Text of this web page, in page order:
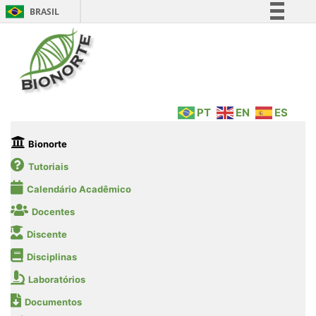
BRASIL
Legislação
PT EN ES
Bionorte
Tutoriais
Calendário Acadêmico
Docentes
Discente
Disciplinas
Laboratórios
Documentos